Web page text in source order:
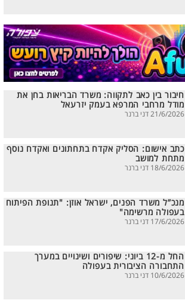
חיבור בין כאב לתקווה: משרד הבריאות בחן את
מודל מרחבי המרפא בעמק יזרעאל
21/6/2026 דני ברנר
כתב אישום: הסליק אקדח בתחתונים ואקדח נוסף
מתחת למושב
18/6/2026 דני ברנר
מנכ”ל משרד הפנים, ישראל אוזן: "תנופת הפיתוח
בעפולה מרשימה"
17/6/2026 דני ברנר
החל מ-12 ביוני: שיפורים ושינויים במערך
התחבורה הציבורית בעפולה
10/6/2026 דני ברנר